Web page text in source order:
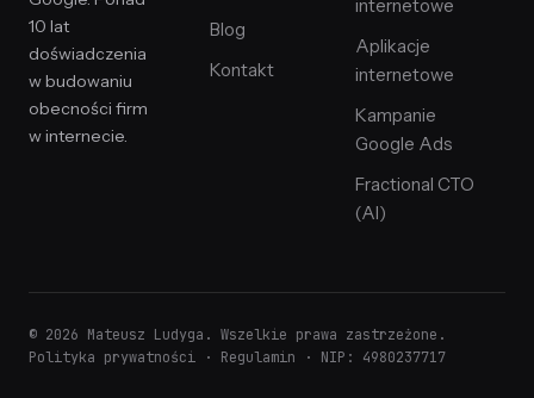
10 lat
doświadczenia
w budowaniu
obecności firm
w internecie.
Blog
Kontakt
internetowe
Aplikacje
internetowe
Kampanie
Google Ads
Fractional CTO
(AI)
© 2026 Mateusz Ludyga. Wszelkie prawa zastrzeżone.
Polityka prywatności · Regulamin · NIP: 4980237717